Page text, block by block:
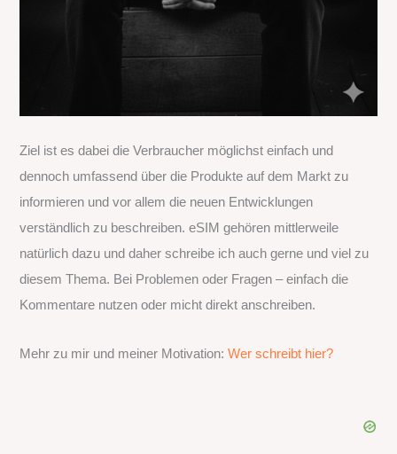
Ziel ist es dabei die Verbraucher möglichst einfach und
dennoch umfassend über die Produkte auf dem Markt zu
informieren und vor allem die neuen Entwicklungen
verständlich zu beschreiben. eSIM gehören mittlerweile
natürlich dazu und daher schreibe ich auch gerne und viel zu
diesem Thema. Bei Problemen oder Fragen – einfach die
Kommentare nutzen oder micht direkt anschreiben.
Mehr zu mir und meiner Motivation:Wer schreibt hier?